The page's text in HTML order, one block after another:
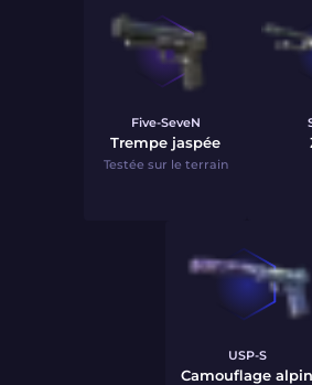
Five-SeveN
Trempe jaspée
Testée sur le terrain
USP-S
Camouflage alpin